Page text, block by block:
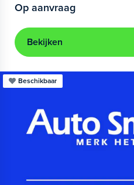
Op aanvraag
Bekijken
Beschikbaar